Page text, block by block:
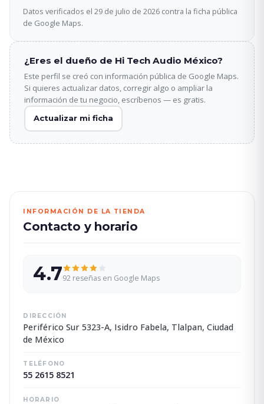
Datos verificados el 29 de julio de 2026 contra la ficha pública
de Google Maps.
¿Eres el dueño de Hi Tech Audio México?
Este perfil se creó con información pública de Google Maps.
Si quieres actualizar datos, corregir algo o ampliar la
información de tu negocio, escríbenos — es gratis.
Actualizar mi ficha
INFORMACIÓN DE LA TIENDA
Contacto y horario
4.792 reseñas en Google Maps
DIRECCIÓN
Periférico Sur 5323-A, Isidro Fabela, Tlalpan, Ciudad
de México
TELÉFONO
55 2615 8521
HORARIO